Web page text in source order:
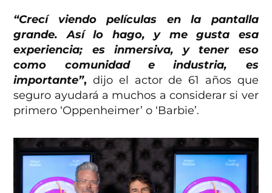
“Crecí viendo películas en la pantalla
grande. Así lo hago, y me gusta esa
experiencia; es inmersiva, y tener eso
como comunidad e industria, es
importante”, dijo el actor de 61 años que
seguro ayudará a muchos a considerar si ver
primero ‘Oppenheimer’ o ‘Barbie’.